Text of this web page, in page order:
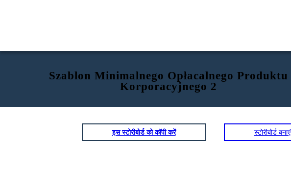
Szablon Minimalnego Opłacalnego Produktu
Korporacyjnego 2
इस स्टोरीबोर्ड को कॉपी करें स्टोरीबोर्ड बनाएं